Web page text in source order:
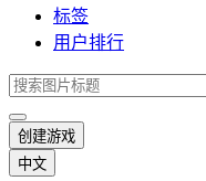
标签
用户排行
创建游戏
中文